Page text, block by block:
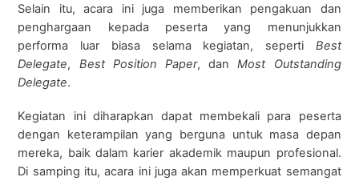
Selain itu, acara ini juga memberikan pengakuan dan
penghargaan kepada peserta yang menunjukkan
performa luar biasa selama kegiatan, seperti Best
Delegate, Best Position Paper, danMost Outstanding
Delegate.
Kegiatan ini diharapkan dapat membekali para peserta
dengan keterampilan yang berguna untuk masa depan
mereka, baik dalam karier akademik maupun profesional.
Di samping itu, acara ini juga akan memperkuat semangat